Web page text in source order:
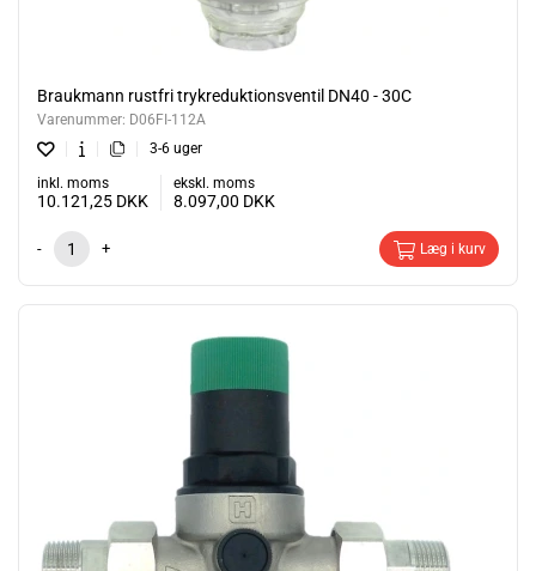
Braukmann rustfri trykreduktionsventil DN40 - 30C
Varenummer: D06FI-112A
3-6 uger
inkl. moms
10.121,25 DKK
ekskl. moms
8.097,00 DKK
- + Læg i kurv